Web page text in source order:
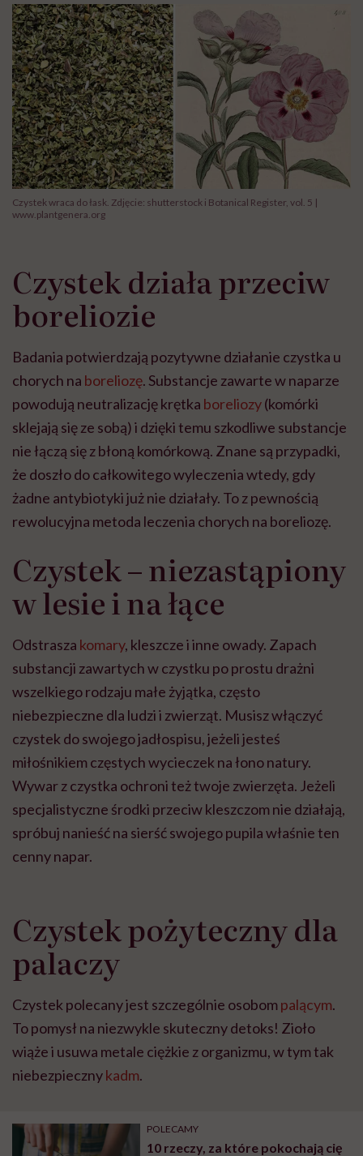
Czystek wraca do łask. Zdjęcie: shutterstock i Botanical Register, vol. 5 |
www.plantgenera.org
Czystek działa przeciw
boreliozie
Badania potwierdzają pozytywne działanie czystka u
chorych na boreliozę. Substancje zawarte w naparze
powodują neutralizację krętka boreliozy(komórki
sklejają się ze sobą) i dzięki temu szkodliwe substancje
nie łączą się z błoną komórkową. Znane są przypadki,
że doszło do całkowitego wyleczenia wtedy, gdy
żadne antybiotyki już nie działały. To z pewnością
rewolucyjna metoda leczenia chorych na boreliozę.
Czystek – niezastąpiony
w lesie i na łące
Odstrasza komary, kleszcze i inne owady. Zapach
substancji zawartych w czystku po prostu drażni
wszelkiego rodzaju małe żyjątka, często
niebezpieczne dla ludzi i zwierząt. Musisz włączyć
czystek do swojego jadłospisu, jeżeli jesteś
miłośnikiem częstych wycieczek na łono natury.
Wywar z czystka ochroni też twoje zwierzęta. Jeżeli
specjalistyczne środki przeciw kleszczom nie działają,
spróbuj nanieść na sierść swojego pupila właśnie ten
cenny napar.
Czystek pożyteczny dla
palaczy
Czystek polecany jest szczególnie osobompalącym.
To pomysł na niezwykle skuteczny detoks! Zioło
wiąże i usuwa metale ciężkie z organizmu, w tym tak
niebezpiecznykadm.
POLECAMY
10 rzeczy, za które pokochają cię